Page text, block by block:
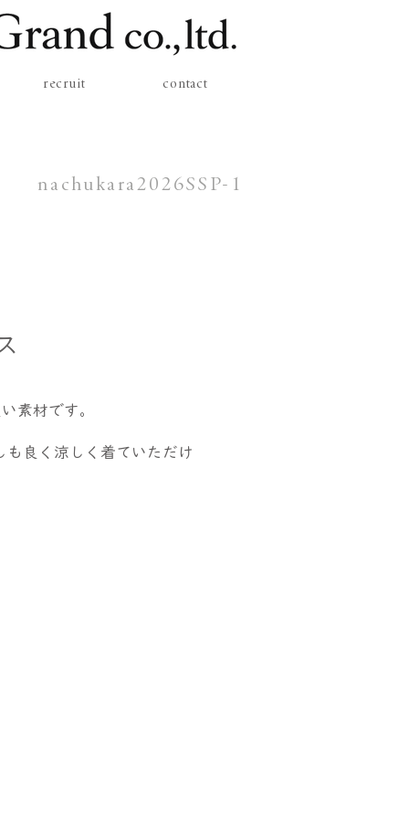
recruit contact
nachukara2026SSP-1
素材です。
良く涼しく着ていただけ